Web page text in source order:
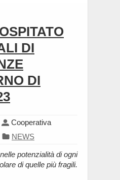
DI
DI
Cooperativa
NEWS
potenzialità di ogni
di quelle più fragili.